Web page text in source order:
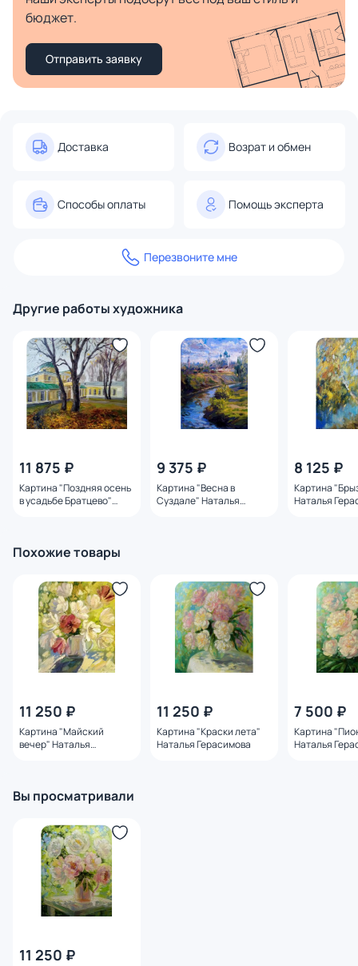
бюджет.
Отправить заявку
Доставка Возрат и обмен
Способы оплаты Помощь эксперта
Перезвоните мне
Другие работы художника
11 875 ₽
Картина "Поздняя осень
в усадьбе Братцево"
9 375 ₽
Картина "Весна в
Суздале" Наталья
8 125 ₽
Картина
Наталья
Похожие товары
11 250 ₽
Картина "Майский
вечер" Наталья
11 250 ₽
Картина "Краски лета"
Наталья Герасимова
7 500 ₽
Картина
Наталья
Вы просматривали
11 250 ₽